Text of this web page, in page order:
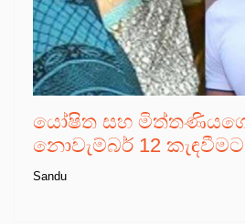
යෝෂිත සහ
නොවැම්බර් 12
Sandu